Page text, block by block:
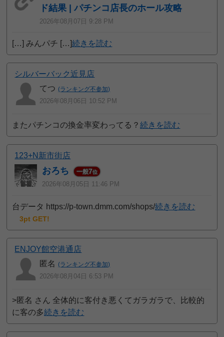
ド結果 | パチンコ店長のホール攻略
2026年08月07日 9:28 PM
[…] みんパチ […]続きを読む
シルバーバック近見店
てつ (ランキング不参加)
2026年08月06日 10:52 PM
またパチンコの換金率変わってる？続きを読む
123+N新市街店
おろち 一般7位
2026年08月05日 11:46 PM
台データ https://p-town.dmm.com/shops/続きを読む
3pt GET!
ENJOY館空港通店
匿名 (ランキング不参加)
2026年08月04日 6:53 PM
>匿名 さん 全体的に客付き悪くてガラガラで、比較的
に客の多続きを読む